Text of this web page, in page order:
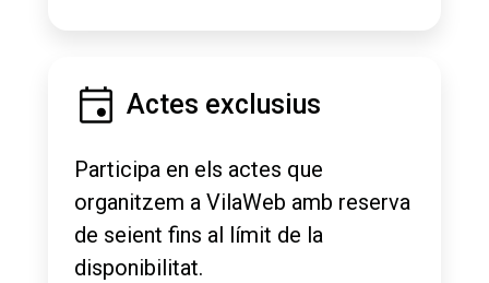
Actes exclusius
Participa en els actes que
organitzem a VilaWeb amb reserva
de seient fins al límit de la
disponibilitat.